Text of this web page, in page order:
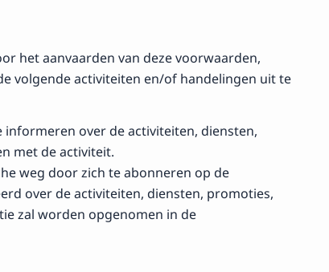
het aanvaarden van deze voorwaarden,
volgende activiteiten en/of handelingen uit te
over de activiteiten, diensten,
met de activiteit.
weg door zich te abonneren op de
over de activiteiten, diensten, promoties,
zal worden opgenomen in de